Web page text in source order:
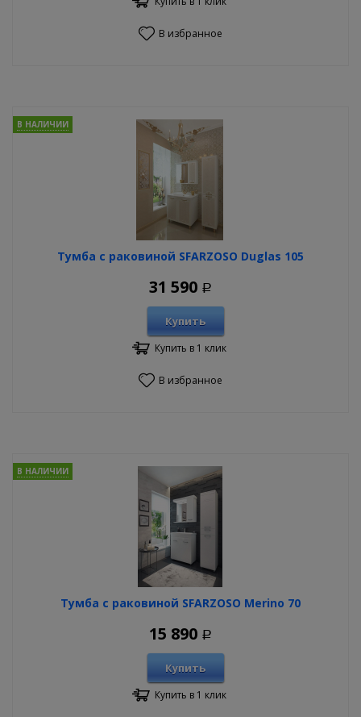
В избранное
Тумба с раковиной SFARZOSO Duglas 105
В НАЛИЧИИ
31 590 Р
Купить
Купить в 1 клик
В избранное
Тумба с раковиной SFARZOSO Merino 70
В НАЛИЧИИ
15 890 Р
Купить
Купить в 1 клик